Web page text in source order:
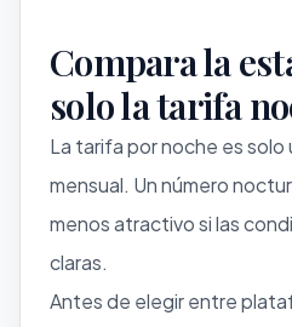
Compara la
solo la tarifa
La tarifa por noche es
mensual. Un número
menos atractivo si las
claras.
Antes de elegir entre